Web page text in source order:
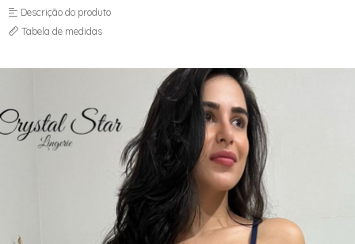
Descrição do produto
Tabela de medidas